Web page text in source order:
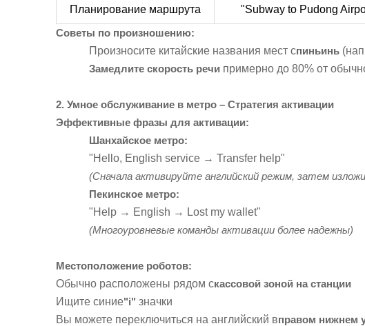
Планирование маршрута "Subway to Pudong
Советы по произношению:
Произносите китайские названия мест спиньинь
Замедлите скорость речипримерно до 80% от
2. Умное обслуживание в метро – Стратегия активации
Эффективные фразы для активации:
Шанхайское метро:
"Hello, English service → Transfer help"
(Сначала активируйте английский режим, затем
Пекинское метро:
"Help → English → Lost my wallet"
(Многоуровневые команды активации более надежны)
Местоположение роботов:
Обычно расположены рядом скассовой зоной на станции
Ищите синие"i" значки
Вы можете переключиться на английский вправом нижнем